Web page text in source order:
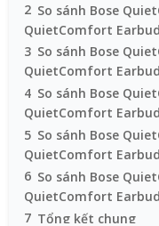
2 So sánh Bose
QuietComfort
3 So sánh Bose
QuietComfort
4 So sánh Bose
QuietComfort
5 So sánh Bose
QuietComfort
6 So sánh Bose
QuietComfort
7 Tổng kết chung